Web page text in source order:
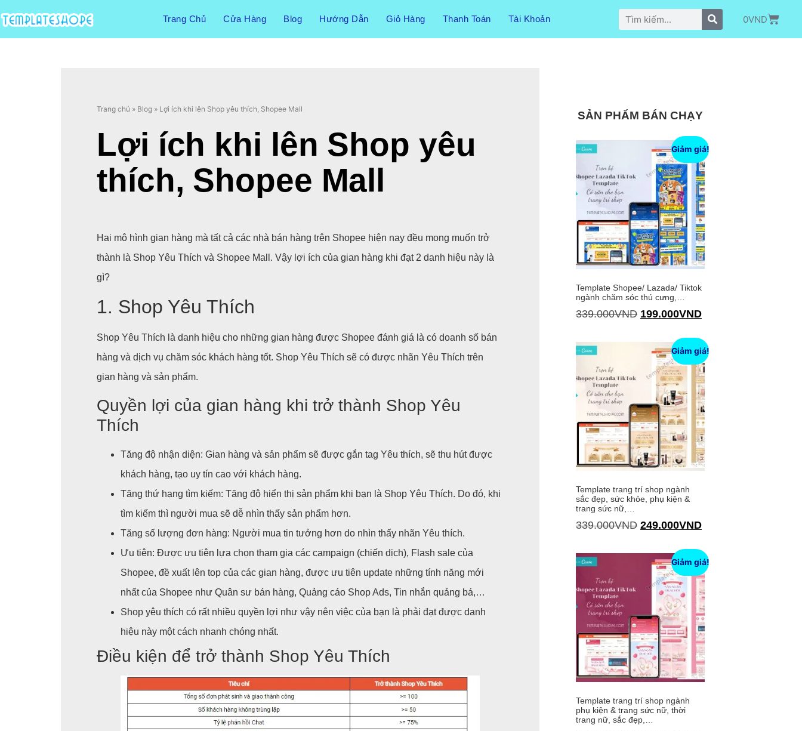
Trang Chủ Cửa Hàng Blog Hướng Dẫn Giỏ Hàng Thanh Toán Tài Khoản 0VND
Trang chủ » Blog » Lợi ích khi lên Shop yêu thích, Shopee Mall
Lợi ích khi lên Shop yêu
thích, Shopee Mall
Hai mô hình gian hàng mà tất cả các nhà bán hàng trên Shopee hiện nay đều mong muốn trở
thành là Shop Yêu Thích và Shopee Mall. Vậy lợi ích của gian hàng khi đạt 2 danh hiệu này là
gì?
1. Shop Yêu Thích
Shop Yêu Thích là danh hiệu cho những gian hàng được Shopee đánh giá là có doanh số bán
hàng và dịch vụ chăm sóc khách hàng tốt. Shop Yêu Thích sẽ có được nhãn Yêu Thích trên
gian hàng và sản phẩm.
Quyền lợi của gian hàng khi trở thành Shop Yêu
Thích
Tăng độ nhận diện: Gian hàng và sản phẩm sẽ được gắn tag Yêu thích, sẽ thu hút được
khách hàng, tạo uy tín cao với khách hàng.
Tăng thứ hạng tìm kiếm: Tăng độ hiển thị sản phẩm khi bạn là Shop Yêu Thích. Do đó, khi
tìm kiếm thì người mua sẽ dễ nhìn thấy sản phẩm hơn.
Tăng số lượng đơn hàng: Người mua tin tưởng hơn do nhìn thấy nhãn Yêu thích.
Ưu tiên: Được ưu tiên lựa chọn tham gia các campaign (chiến dịch), Flash sale của
Shopee, đề xuất lên top của các gian hàng, được ưu tiên update những tính năng mới
nhất của Shopee như Quân sư bán hàng, Quảng cáo Shop Ads, Tin nhắn quảng bá,…
Shop yêu thích có rất nhiều quyền lợi như vậy nên việc của bạn là phải đạt được danh
hiệu này một cách nhanh chóng nhất.
Điều kiện để trở thành Shop Yêu Thích
SẢN PHẨM BÁN CHẠY
Giảm giá!
Template Shopee/ Lazada/ Tiktok
ngành chăm sóc thú cưng,…
339.000VND 199.000VND
Giảm giá!
Template trang trí shop ngành
sắc đẹp, sức khỏe, phụ kiện &
trang sức nữ,…
339.000VND 249.000VND
Giảm giá!
Template trang trí shop ngành
phụ kiện & trang sức nữ, thời
trang nữ, sắc đẹp,…